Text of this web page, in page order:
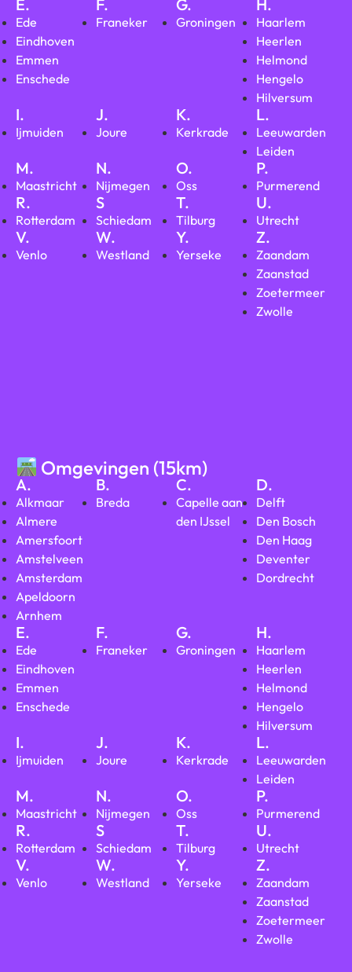
E.
Ede
Eindhoven
Emmen
Enschede
F.
Franeker
G.
Groningen
H.
Haarlem
Heerlen
Helmond
Hengelo
Hilversum
I.
Ijmuiden
J.
Joure
K.
Kerkrade
L.
Leeuwarden
Leiden
M.
Maastricht
N.
Nijmegen
O.
Oss
P.
Purmerend
R.
Rotterdam
S
Schiedam
T.
Tilburg
U.
Utrecht
V.
Venlo
W.
Westland
Y.
Yerseke
Z.
Zaandam
Zaanstad
Zoetermeer
Zwolle
Omgevingen (15km)
A.
Alkmaar
Almere
Amersfoort
Amstelveen
Amsterdam
Apeldoorn
Arnhem
B.
Breda
C.
Capelle aan
den IJssel
D.
Delft
Den Bosch
Den Haag
Deventer
Dordrecht
E.
Ede
Eindhoven
Emmen
Enschede
F.
Franeker
G.
Groningen
H.
Haarlem
Heerlen
Helmond
Hengelo
Hilversum
I.
Ijmuiden
J.
Joure
K.
Kerkrade
L.
Leeuwarden
Leiden
M.
Maastricht
N.
Nijmegen
O.
Oss
P.
Purmerend
R.
Rotterdam
S
Schiedam
T.
Tilburg
U.
Utrecht
V.
Venlo
W.
Westland
Y.
Yerseke
Z.
Zaandam
Zaanstad
Zoetermeer
Zwolle